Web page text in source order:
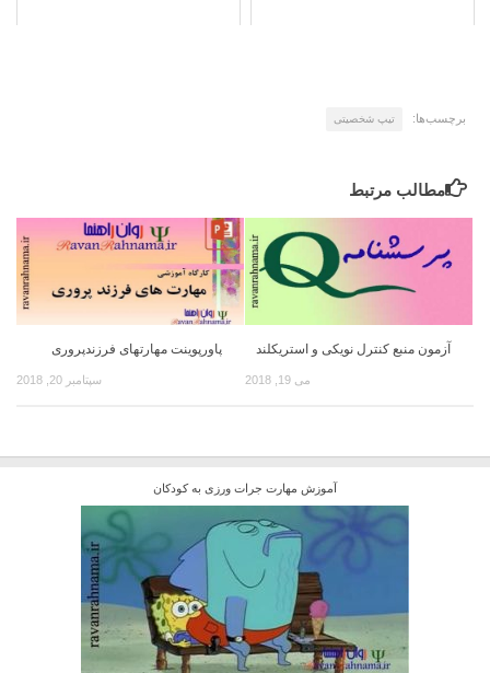
برچسب‌ها: تیپ شخصیتی
مطالب مرتبط
پاورپوینت مهارتهای فرزندپروری
سپتامبر 20, 2018
آزمون منبع کنترل نویکی و استریکلند
می 19, 2018
آموزش مهارت جرات ورزی به کودکان